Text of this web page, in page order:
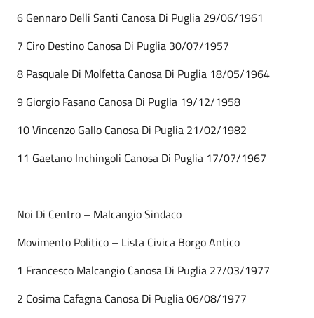
6 Gennaro Delli Santi Canosa Di Puglia 29/06/1961
7 Ciro Destino Canosa Di Puglia 30/07/1957
8 Pasquale Di Molfetta Canosa Di Puglia 18/05/1964
9 Giorgio Fasano Canosa Di Puglia 19/12/1958
10 Vincenzo Gallo Canosa Di Puglia 21/02/1982
11 Gaetano Inchingoli Canosa Di Puglia 17/07/1967
Noi Di Centro – Malcangio Sindaco
Movimento Politico – Lista Civica Borgo Antico
1 Francesco Malcangio Canosa Di Puglia 27/03/1977
2 Cosima Cafagna Canosa Di Puglia 06/08/1977